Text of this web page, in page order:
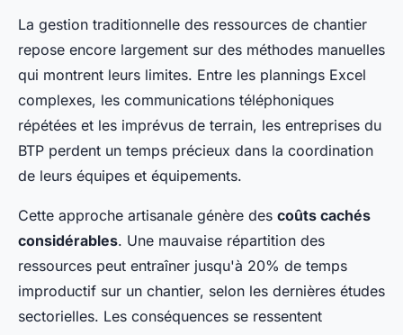
La gestion traditionnelle des ressources de chantier
repose encore largement sur des méthodes manuelles
qui montrent leurs limites. Entre les plannings Excel
complexes, les communications téléphoniques
répétées et les imprévus de terrain, les entreprises du
BTP perdent un temps précieux dans la coordination
de leurs équipes et équipements.
Cette approche artisanale génère des coûts cachés
considérables. Une mauvaise répartition des
ressources peut entraîner jusqu'à 20% de temps
improductif sur un chantier, selon les dernières études
sectorielles. Les conséquences se ressentent